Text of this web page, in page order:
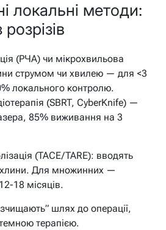
локальні методи:
(РЧА) чи мікрохвильова
струмом чи хвилею — для <3
локального контролю.
(SBRT, CyberKnife) —
85% виживання на 3
(TACE/TARE): вводять
Для множинних —
18 місяців.
шлях до операції,
терапією.